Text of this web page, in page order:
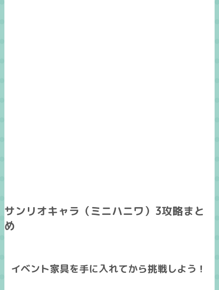
サンリオキャラ（ミニハニワ）3攻略まと
め
イベント家具を手に入れてから挑戦しよう！